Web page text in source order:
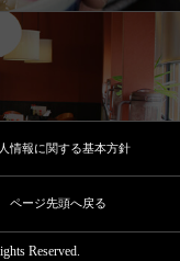
情報に関する基本方針
ページ先頭へ戻る
Reserved.